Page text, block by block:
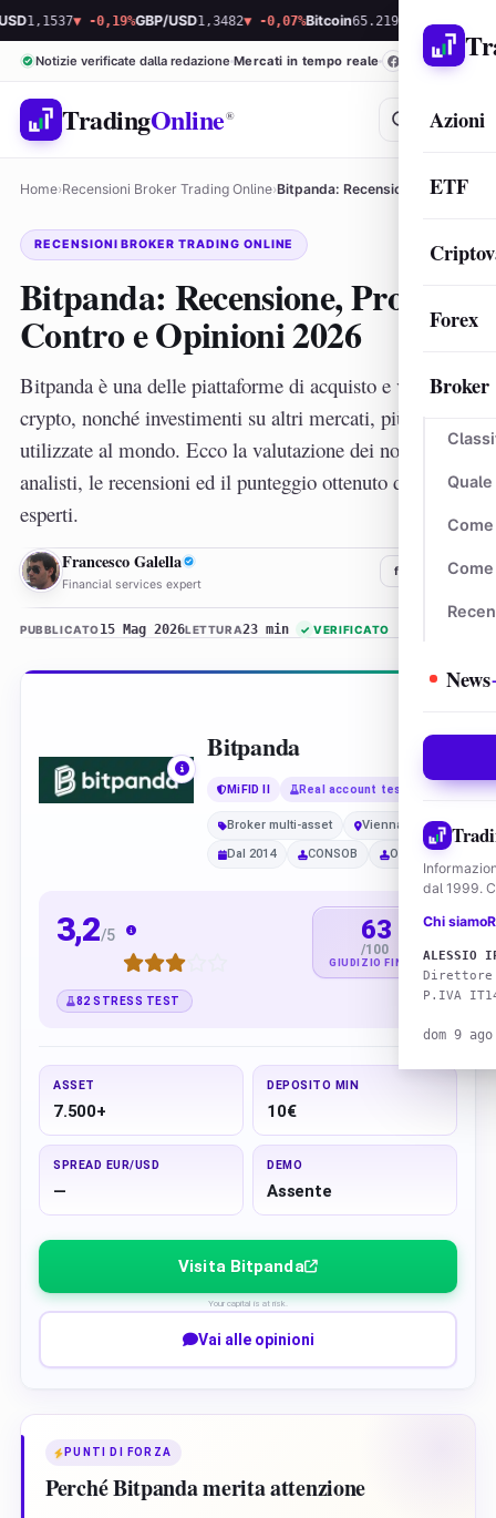
Azioni
ETF
Forex
Broker
News
dal 1999.
Chi siamo
ALESSIO
Direttore
P.IVA
dom 9
▼ -0,19%GBP/USD1,3482▼ -0,07%Bitcoin65.219,78 ▲ 0,40% Ethereum
Notizie verificate dalla redazione Mercati in tempo reale
TradingOnline®
Home›Recensioni Broker Trading Online› Bitpanda: Recensione, Pro, Contro e Opinioni 2026
RECENSIONI BROKER TRADING ONLINE
Bitpanda: Recensione, Pro,
Contro e Opinioni 2026
Bitpanda è una delle piattaforme di acquisto e vendita
crypto, nonché investimenti su altri mercati, più
utilizzate al mondo. Ecco la valutazione dei nostri
analisti, le recensioni ed il punteggio ottenuto dagli
esperti.
FG Francesco Galella
Financial services expert
f in
PUBBLICATO15 Mag 2026LETTURA23 min ✓ VERIFICATO
Bitpanda
MiFID II Real account tested
Broker multi-asset
Vienna
Dal 2014
CONSOB OAM
3,2/5 63
/100
GIUDIZIO FINALE
82 STRESS TEST
ASSET
7.500+
DEPOSITO MIN
10€
SPREAD EUR/USD
—
DEMO
Assente
Visita Bitpanda
Your capital is at risk.
Vai alle opinioni
PUNTI DI FORZA
Perché Bitpanda merita attenzione